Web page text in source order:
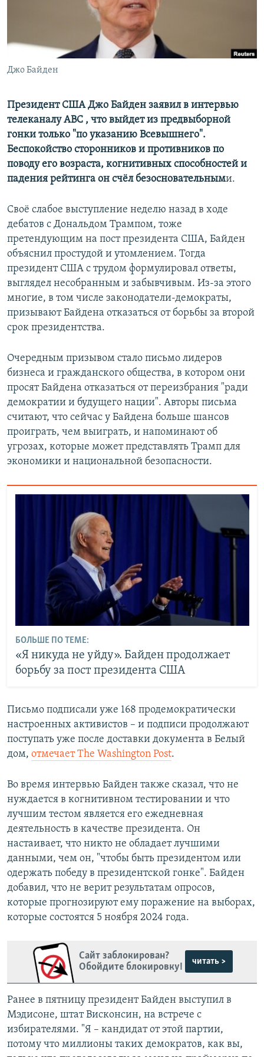
ПОБЕДИТЕЛЕЙ НЕ СУДЯТ?
КРЫМ.НЕПОКОРЕННЫЙ
УКРАИНСКАЯ ПРОБЛЕМА КРЫМА
Джо Байден
Президент США Джо Байден заявил в интервью
телеканалу ABC , что выйдет из предвыборной
гонки только "по указанию Всевышнего".
Беспокойство сторонников и противников по
поводу его возраста, когнитивных способностей и
падения рейтинга он счёл безосновательными.
Своё слабое выступление неделю назад в ходе
дебатов с Дональдом Трампом, тоже
претендующим на пост президента США, Байден
объяснил простудой и утомлением. Тогда
президент США с трудом формулировал ответы,
выглядел несобранным и забывчивым. Из-за этого
многие, в том числе законодатели-демократы,
призывают Байдена отказаться от борьбы за второй
срок президентства.
Очередным призывом стало письмо лидеров
бизнеса и гражданского общества, в котором они
просят Байдена отказаться от переизбрания "ради
демократии и будущего нации". Авторы письма
считают, что сейчас у Байдена больше шансов
проиграть, чем выиграть, и напоминают об
угрозах, которые может представлять Трамп для
экономики и национальной безопасности.
БОЛЬШЕ ПО ТЕМЕ:
«Я никуда не уйду». Байден продолжает
борьбу за пост президента США
Письмо подписали уже 168 продемократически
настроенных активистов – и подписи продолжают
поступать уже после доставки документа в Белый
дом, отмечает The Washington Post.
Во время интервью Байден также сказал, что не
нуждается в когнитивном тестировании и что
лучшим тестом является его ежедневная
деятельность в качестве президента. Он
настаивает, что никто не обладает лучшими
данными, чем он, "чтобы быть президентом или
одержать победу в президентской гонке". Байден
добавил, что не верит результатам опросов,
которые прогнозируют ему поражение на выборах,
которые состоятся 5 ноября 2024 года.
Сайт заблокирован?
Обойдите блокировку!
читать >
Ранее в пятницу президент Байден выступил в
Мэдисоне, штат Висконсин, на встрече с
избирателями. "Я – кандидат от этой партии,
потому что миллионы таких демократов, как вы,